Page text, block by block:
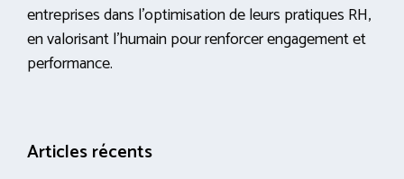
entreprises dans l’optimisation de leurs pratiques RH,
en valorisant l’humain pour renforcer engagement et
performance.
Articles récents